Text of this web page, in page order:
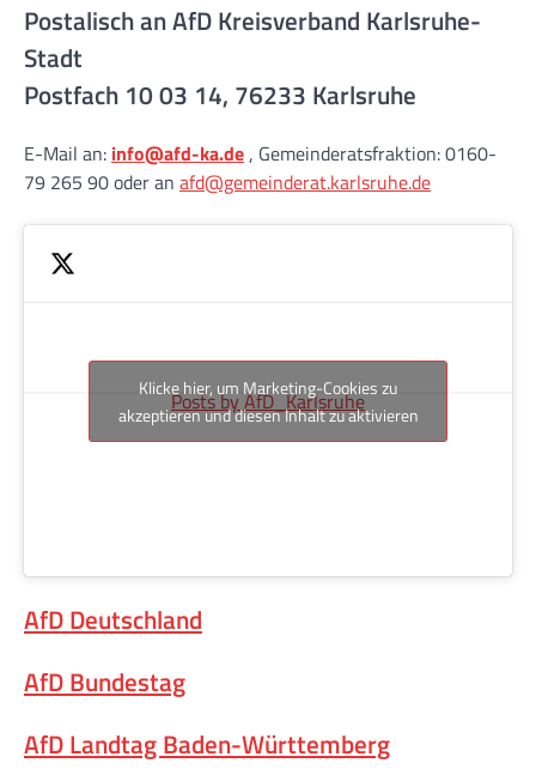
Postalisch an AfD Kreisverband Karlsruhe-
Stadt
Postfach 10 03 14, 76233 Karlsruhe
E-Mail an: info@afd-ka.de, Gemeinderatsfraktion: 0160-
79 265 90 oder an afd@gemeinderat.karlsruhe.de
Posts by AfD_Karlsruhe
Klicke hier, um Marketing-Cookies zu
akzeptieren und diesen Inhalt zu aktivieren
AfD Deutschland
AfD Bundestag
AfD Landtag Baden-Württemberg